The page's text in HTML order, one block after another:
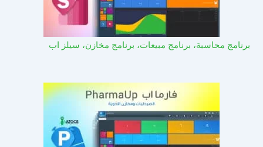
برنامج محاسبة، برنامج مبيعات، برنامج مخازن، سيلز اب